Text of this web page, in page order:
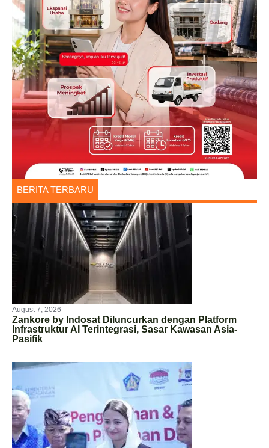
BERITA TERBARU
August 7, 2026
Zankore by Indosat Diluncurkan dengan Platform
Infrastruktur AI Terintegrasi, Sasar Kawasan Asia-
Pasifik